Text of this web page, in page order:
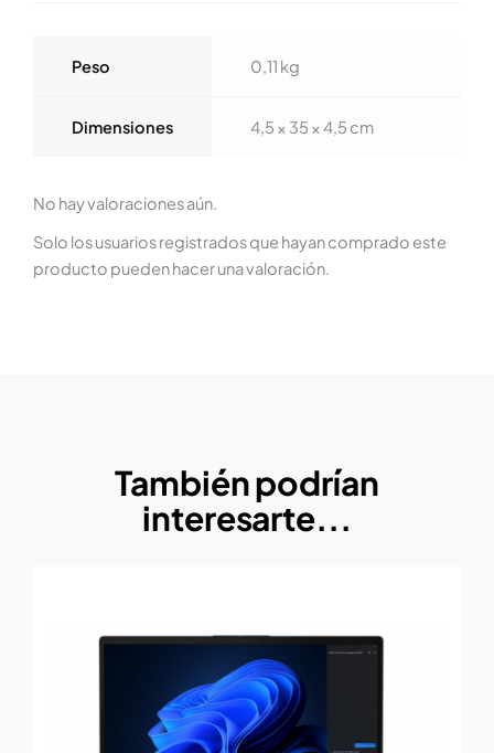
Peso 0,11 kg
Dimensiones 4,5 × 35 × 4,5 cm
No hay valoraciones aún.
Solo los usuarios registrados que hayan comprado este
producto pueden hacer una valoración.
También podrían
interesarte...